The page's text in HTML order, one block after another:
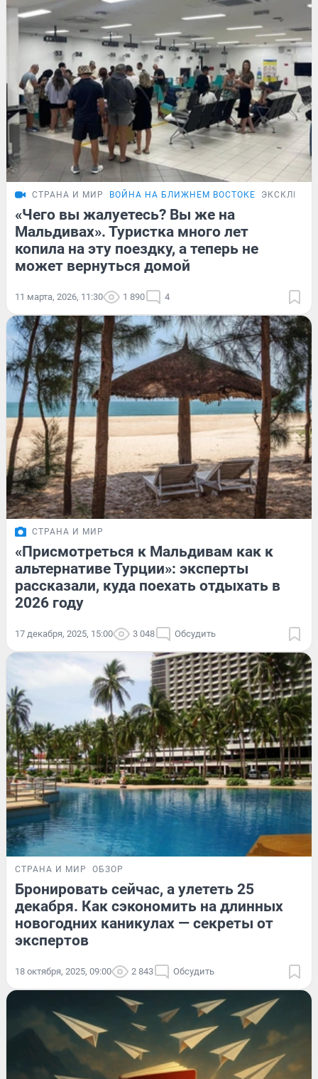
СТРАНА И МИР ВОЙНА НА БЛИЖНЕМ ВОСТОКЕ
«Чего вы жалуетесь? Вы же на
Мальдивах». Туристка много лет
копила на эту поездку, а теперь не
может вернуться домой
11 марта, 2026, 11:30 1 890 4
СТРАНА И МИР
«Присмотреться к Мальдивам как к
альтернативе Турции»: эксперты
рассказали, куда поехать отдыхать в
2026 году
17 декабря, 2025, 15:00 3 048 Обсудить
СТРАНА И МИР ОБЗОР
Бронировать сейчас, а улететь 25
декабря. Как сэкономить на длинных
новогодних каникулах — секреты от
экспертов
18 октября, 2025, 09:00 2 843 Обсудить